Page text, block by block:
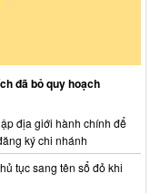
đã bỏ quy hoạch
địa giới hành chính để
ký chi nhánh
tục sang tên sổ đỏ khi